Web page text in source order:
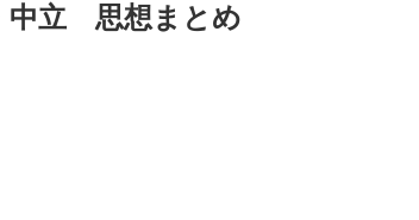
中立 思想まとめ